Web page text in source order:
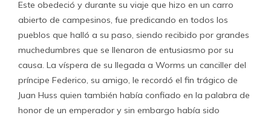
Este obedeció y durante su viaje que hizo en un carro
abierto de campesinos, fue predicando en todos los
pueblos que halló a su paso, siendo recibido por grandes
muchedumbres que se llenaron de entusiasmo por su
causa. La víspera de su llegada a Worms un canciller del
príncipe Federico, su amigo, le recordó el fin trágico de
Juan Huss quien también había confiado en la palabra de
honor de un emperador y sin embargo había sido